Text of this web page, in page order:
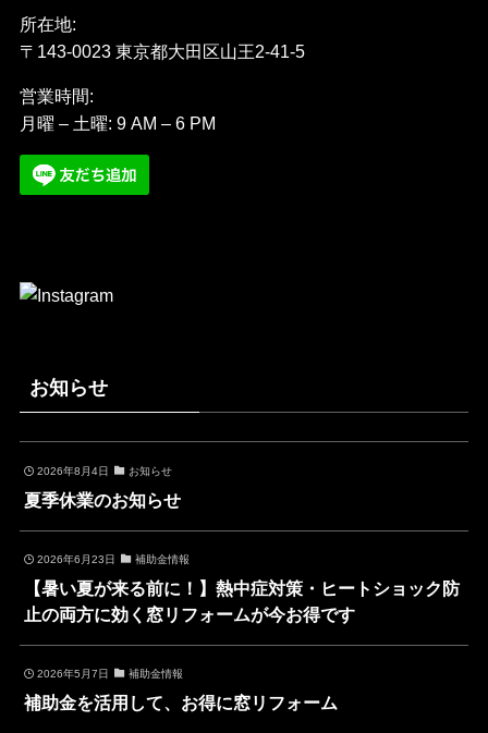
所在地:
〒143-0023 東京都大田区山王2-41-5
営業時間:
月曜 – 土曜: 9 AM – 6 PM
お知らせ
2026年8月4日 お知らせ
夏季休業のお知らせ
2026年6月23日 補助金情報
【暑い夏が来る前に！】熱中症対策・ヒートショック防
止の両方に効く窓リフォームが今お得です
2026年5月7日 補助金情報
補助金を活用して、お得に窓リフォーム